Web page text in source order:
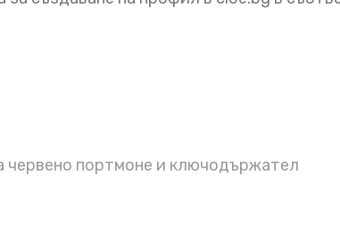
червено портмоне и ключодържател